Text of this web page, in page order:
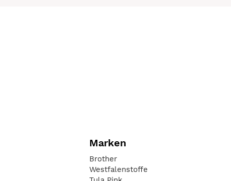
Marken
Brother
Westfalenstoffe